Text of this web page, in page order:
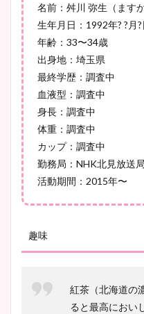
名前：舛川 弥生（ます
生年月日：1992年? ?月?
年齢：33〜34歳
出身地：埼玉県
最終学歴：調査中
血液型：調査中
身長：調査中
体重：調査中
カップ：調査中
勤務局：NHK北見放送
活動期間：2015年〜
趣味
紅茶（北海道の
ると最高におい